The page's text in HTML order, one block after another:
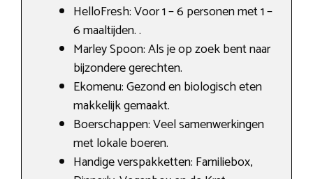
HelloFresh: Voor 1 – 6 personen met 1 –
6 maaltijden. .
Marley Spoon: Als je op zoek bent naar
bijzondere gerechten.
Ekomenu: Gezond en biologisch eten
makkelijk gemaakt.
Boerschappen: Veel samenwerkingen
met lokale boeren.
Handige verspakketten: Familiebox,